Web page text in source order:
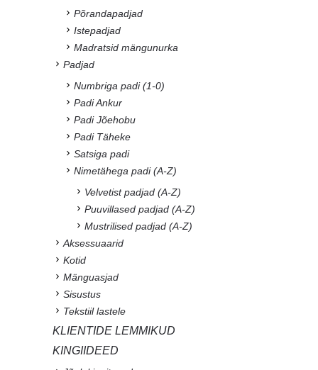
Põrandapadjad
Istepadjad
Madratsid mängunurka
Padjad
Numbriga padi (1-0)
Padi Ankur
Padi Jõehobu
Padi Täheke
Satsiga padi
Nimetähega padi (A-Z)
Velvetist padjad (A-Z)
Puuvillased padjad (A-Z)
Mustrilised padjad (A-Z)
Aksessuaarid
Kotid
Mänguasjad
Sisustus
Tekstiil lastele
KLIENTIDE LEMMIKUD
KINGIIDEED